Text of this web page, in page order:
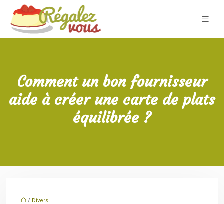
Comment un bon fournisseur
aide à créer une carte de plats
équilibrée ?
/ Divers